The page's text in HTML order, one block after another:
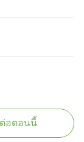
อตอนนี้